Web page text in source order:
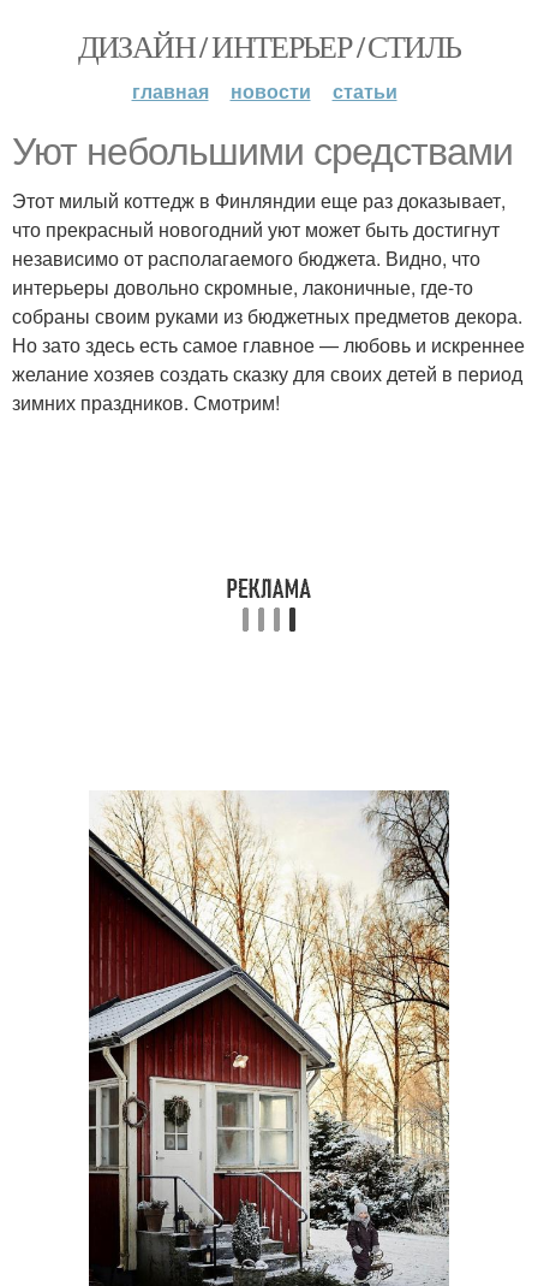
ДИЗАЙН / ИНТЕРЬЕР / СТИЛЬ
главная новости статьи
Уют небольшими средствами
Этот милый коттедж в Финляндии еще раз доказывает,
что прекрасный новогодний уют может быть достигнут
независимо от располагаемого бюджета. Видно, что
интерьеры довольно скромные, лаконичные, где-то
собраны своим руками из бюджетных предметов декора.
Но зато здесь есть самое главное — любовь и искреннее
желание хозяев создать сказку для своих детей в период
зимних праздников. Смотрим!